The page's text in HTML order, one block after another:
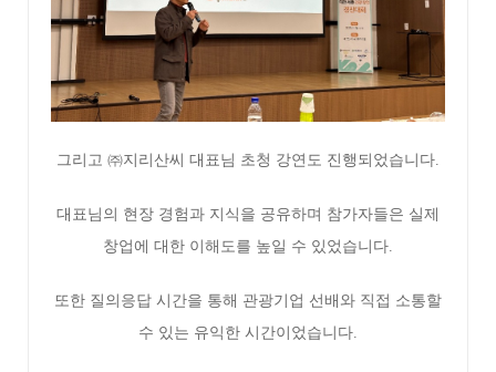
그리고 ㈜지리산씨 대표님 초청 강연도 진행되었습니다.
대표님의 현장 경험과 지식을 공유하며 참가자들은 실제
창업에 대한 이해도를 높일 수 있었습니다.
또한 질의응답 시간을 통해 관광기업 선배와 직접 소통할
수 있는 유익한 시간이었습니다.